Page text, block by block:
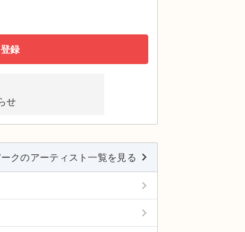
録
せ
クのアーティスト一覧を見る keyboard_arrow_right
keyboard_arrow_right
keyboard_arrow_right